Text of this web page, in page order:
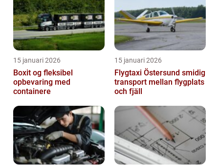
15 januari 2026
Boxit og fleksibel
opbevaring med
containere
15 januari 2026
Flygtaxi Östersund smidig
transport mellan flygplats
och fjäll